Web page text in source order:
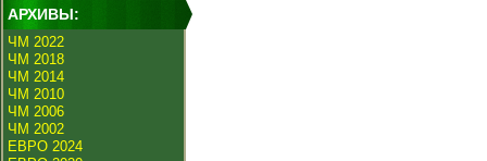
АРХИВЫ:
ЧМ 2022
ЧМ 2018
ЧМ 2014
ЧМ 2010
ЧМ 2006
ЧМ 2002
ЕВРО 2024